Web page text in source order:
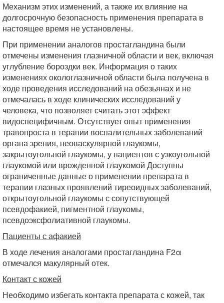
Механизм этих изменений, а также их влияние на
долгосрочную безопасность применения препарата в
настоящее время не установлены.
При применении аналогов простагландина были
отмечены изменения глазничной области и век, включая
углубление бороздки век. Информация о таких
изменениях окологлазничной области была получена в
ходе проведения исследований на обезьянах и не
отмечалась в ходе клинических исследований у
человека, что позволяет считать этот эффект
видоспецифичным. Отсутствует опыт применения
травопроста в терапии воспалительных заболеваний
органа зрения, неоваскулярной глаукомы,
закрытоугольной глаукомы, у пациентов с узкоугольной
глаукомой или врожденной глаукомой Доступны
ограниченные данные о применении препарата в
терапии глазных проявлений тиреоидных заболеваний,
открытоугольной глаукомы с сопутствующей
псевдофакией, пигментной глаукомы,
псевдоэксфолиативной глаукомы.
Пациенты с афакией
В ходе лечения аналогами простагландина F2α
отмечался макулярный отек.
Контакт с кожей
Необходимо избегать контакта препарата с кожей, так